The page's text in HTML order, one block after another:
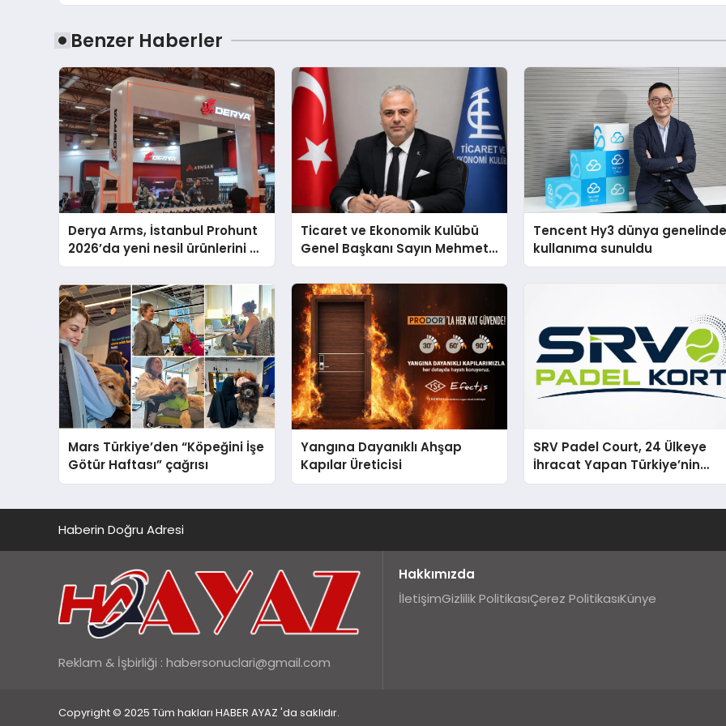
Benzer Haberler
Derya Arms, İstanbul Prohunt
2026’da yeni nesil ürünlerini ve
global marka vizyonunu
sergiledi
Ticaret ve Ekonomik Kulübü
Genel Başkanı Sayın Mehmet
Ulutaş, ekonomiye dair yaptığı
açıklamada şunları kaydetti:
Tencent Hy3 dünya
kullanıma sunuldu
Mars Türkiye’den “Köpeğini İşe
Götür Haftası” çağrısı
Yangına Dayanıklı Ahşap
Kapılar Üreticisi
SRV Padel Court, 24 Ülkeye
İhracat Yapan Türkiye’nin
Padel Kortu Üretim Gücü
Haberin Doğru Adresi
Reklam & İşbirliği : habersonuclari@gmail.com
Hakkımızda
İletişimGizlilik PolitikasıÇerez PolitikasıKünye
Copyright © 2025 Tüm hakları HABER AYAZ 'da saklıdır.